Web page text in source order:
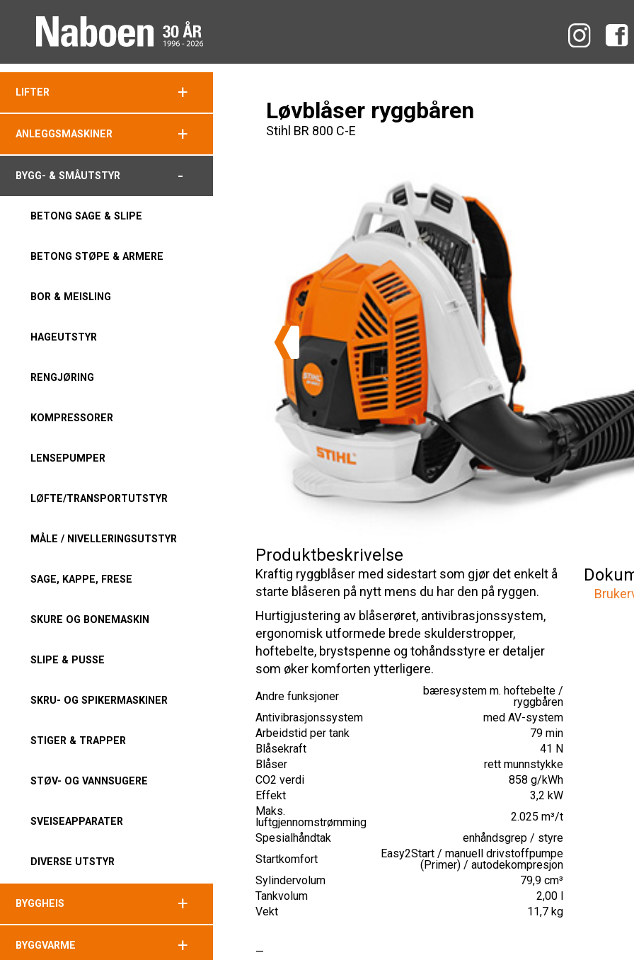
LIFTER +
ANLEGGSMASKINER +
BYGG- & SMÅUTSTYR -
BETONG SAGE & SLIPE
BETONG STØPE & ARMERE
BOR & MEISLING
HAGEUTSTYR
RENGJØRING
KOMPRESSORER
LENSEPUMPER
LØFTE/TRANSPORTUTSTYR
MÅLE / NIVELLERINGSUTSTYR
SAGE, KAPPE, FRESE
SKURE OG BONEMASKIN
SLIPE & PUSSE
SKRU- OG SPIKERMASKINER
STIGER & TRAPPER
STØV- OG VANNSUGERE
SVEISEAPPARATER
DIVERSE UTSTYR
BYGGHEIS +
BYGGVARME +
Løvblåser ryggbåren
Stihl BR 800 C-E
Produktbeskrivelse
Kraftig ryggblåser med sidestart som gjør det enkelt å
starte blåseren på nytt mens du har den på ryggen.
Hurtigjustering av blåserøret, antivibrasjonssystem,
ergonomisk utformede brede skulderstropper,
hoftebelte, brystspenne og tohåndsstyre er detaljer
som øker komforten ytterligere.
Andre funksjoner
bæresystem m. hoftebelte /
ryggbåren
Antivibrasjonssystem
med AV-system
Arbeidstid per tank
79 min
Blåsekraft
41 N
Blåser
rett munnstykke
CO2 verdi
858 g/kWh
Effekt
3,2 kW
Maks.
luftgjennomstrømming
2.025 m³/t
Spesialhåndtak
enhåndsgrep / styre
Startkomfort
Easy2Start / manuell drivstoffpumpe
(Primer) / autodekompresjon
Sylindervolum
79,9 cm³
Tankvolum
2,00 l
Vekt
11,7 kg
—